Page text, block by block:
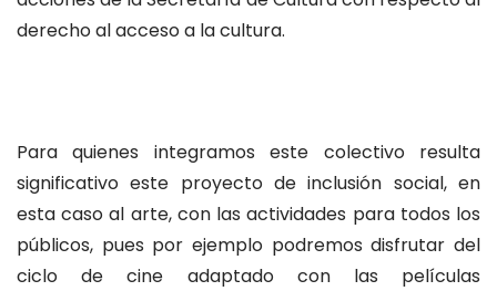
derecho al acceso a la cultura.
Para quienes integramos este colectivo resulta
significativo este proyecto de inclusión social, en
esta caso al arte, con las actividades para todos los
públicos, pues por ejemplo podremos disfrutar del
ciclo de cine adaptado con las películas